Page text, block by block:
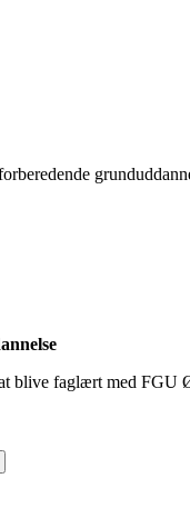
blive faglært med FGU